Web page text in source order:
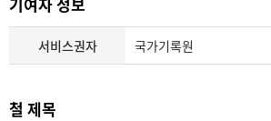
서비스권자 국가기록원
철 제목